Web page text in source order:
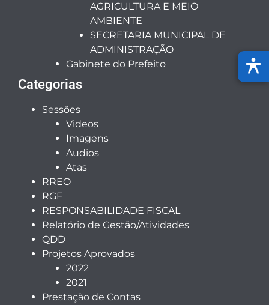
AGRICULTURA E MEIO
AMBIENTE
SECRETARIA MUNICIPAL DE
ADMINISTRAÇÃO
Gabinete do Prefeito
Categorias
Sessões
Videos
Imagens
Audios
Atas
RREO
RGF
RESPONSABILIDADE FISCAL
Relatório de Gestão/Atividades
QDD
Projetos Aprovados
2022
2021
Prestação de Contas